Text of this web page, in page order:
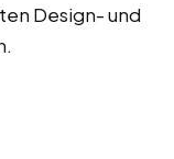
Design- und